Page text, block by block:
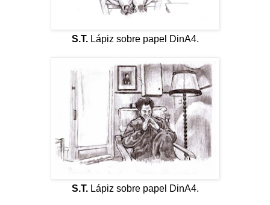
S.T. Lápiz sobre papel DinA4.
S.T.Lápiz sobre papel DinA4.